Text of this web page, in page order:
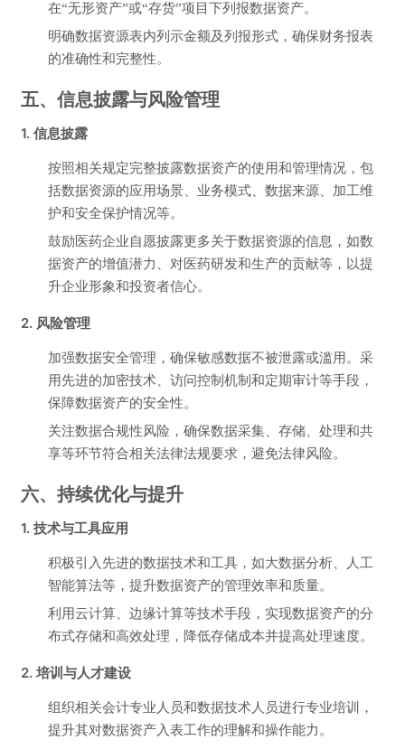
在“无形资产”或“存货”项目下列报数据资产。
明确数据资源表内列示金额及列报形式，确保财务报表
的准确性和完整性。
五、信息披露与风险管理
1. 信息披露
按照相关规定完整披露数据资产的使用和管理情况，包
括数据资源的应用场景、业务模式、数据来源、加工维
护和安全保护情况等。
鼓励医药企业自愿披露更多关于数据资源的信息，如数
据资产的增值潜力、对医药研发和生产的贡献等，以提
升企业形象和投资者信心。
2. 风险管理
加强数据安全管理，确保敏感数据不被泄露或滥用。采
用先进的加密技术、访问控制机制和定期审计等手段，
保障数据资产的安全性。
关注数据合规性风险，确保数据采集、存储、处理和共
享等环节符合相关法律法规要求，避免法律风险。
六、持续优化与提升
1. 技术与工具应用
积极引入先进的数据技术和工具，如大数据分析、人工
智能算法等，提升数据资产的管理效率和质量。
利用云计算、边缘计算等技术手段，实现数据资产的分
布式存储和高效处理，降低存储成本并提高处理速度。
2. 培训与人才建设
组织相关会计专业人员和数据技术人员进行专业培训，
提升其对数据资产入表工作的理解和操作能力。